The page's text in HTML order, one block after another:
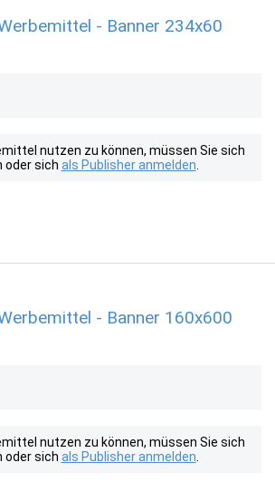
- Banner 234x60
nutzen zu können, müssen Sie sich
oder sich als Publisher anmelden
- Banner 160x600
nutzen zu können, müssen Sie sich
oder sich als Publisher anmelden